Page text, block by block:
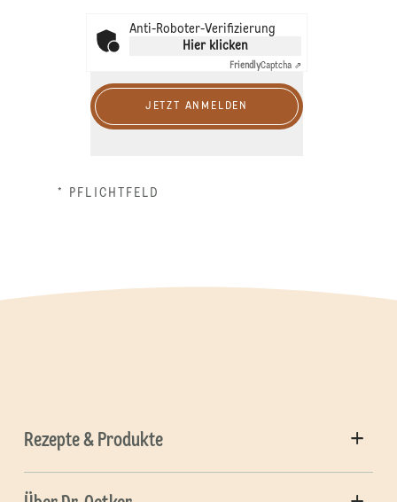
Anti-Roboter-Verifizierung
Hier klicken
FriendlyCaptcha ⇗
JETZT ANMELDEN
* PFLICHTFELD
Rezepte & Produkte